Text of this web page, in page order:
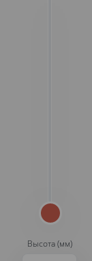
Высота (мм)